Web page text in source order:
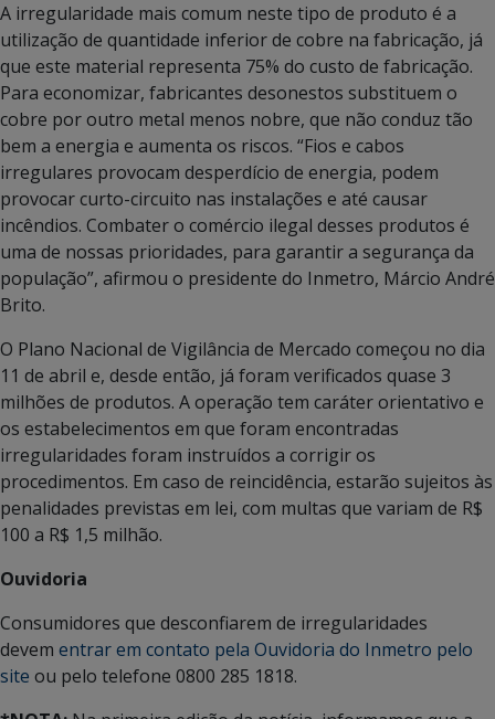
A irregularidade mais comum neste tipo de produto é a
utilização de quantidade inferior de cobre na fabricação, já
que este material representa 75% do custo de fabricação.
Para economizar, fabricantes desonestos substituem o
cobre por outro metal menos nobre, que não conduz tão
bem a energia e aumenta os riscos. “Fios e cabos
irregulares provocam desperdício de energia, podem
provocar curto-circuito nas instalações e até causar
incêndios. Combater o comércio ilegal desses produtos é
uma de nossas prioridades, para garantir a segurança da
população”, afirmou o presidente do Inmetro, Márcio André
Brito.
O Plano Nacional de Vigilância de Mercado começou no dia
11 de abril e, desde então, já foram verificados quase 3
milhões de produtos. A operação tem caráter orientativo e
os estabelecimentos em que foram encontradas
irregularidades foram instruídos a corrigir os
procedimentos. Em caso de reincidência, estarão sujeitos às
penalidades previstas em lei, com multas que variam de R$
100 a R$ 1,5 milhão.
Ouvidoria
Consumidores que desconfiarem de irregularidades
devem entrar em contato pela Ouvidoria do Inmetro pelo
site ou pelo telefone 0800 285 1818.